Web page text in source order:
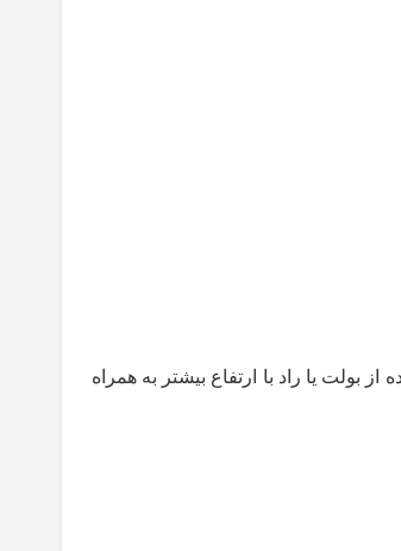
از بولت یا راد با ارتفاع بیشتر به همراه